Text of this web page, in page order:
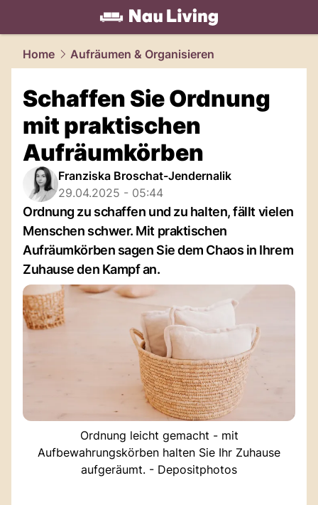
living.NAU.ch
Home Aufräumen & Organisieren
Schaffen Sie Ordnung
mit praktischen
Aufräumkörben
Franziska Broschat-Jendernalik
29.04.2025 - 05:44
Ordnung zu schaffen und zu halten, fällt vielen
Menschen schwer. Mit praktischen
Aufräumkörben sagen Sie dem Chaos in Ihrem
Zuhause den Kampf an.
Ordnung leicht gemacht - mit
Aufbewahrungskörben halten Sie Ihr Zuhause
aufgeräumt. - Depositphotos